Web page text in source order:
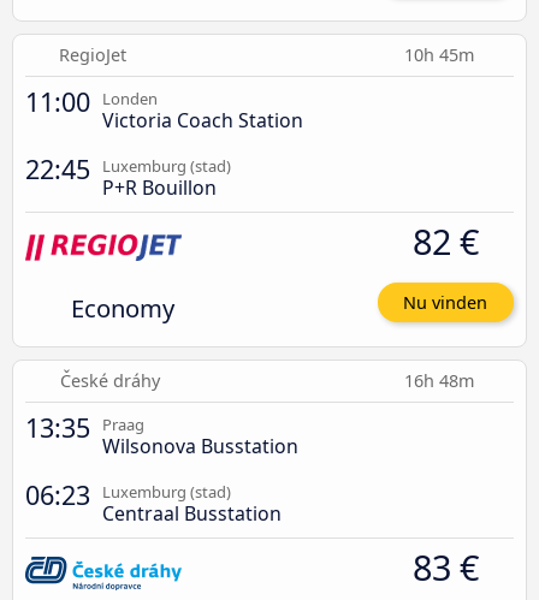
RegioJet 10h 45m
11:00 Londen
Victoria Coach Station
22:45 Luxemburg (stad)
P+R Bouillon
Economy
82 €
Nu vinden
České dráhy 16h 48m
13:35 Praag
Wilsonova Busstation
06:23 Luxemburg (stad)
Centraal Busstation
83 €